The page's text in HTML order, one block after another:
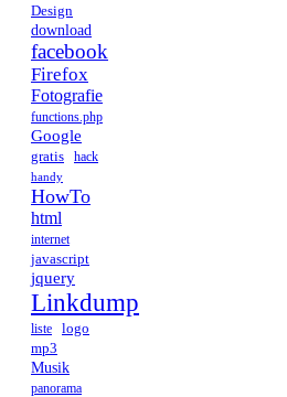
Design
download
facebook
Firefox
Fotografie
functions.php
Google
gratis hack
handy
HowTo
html
internet
javascript
jquery
Linkdump
liste
logo
mp3
Musik
panorama